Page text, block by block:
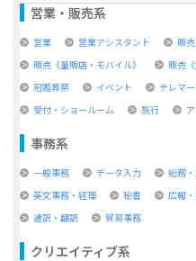
営業・販売系
営業 営業アシスタント
販
販売《量販店・モバイル》
販売《
冠婚葬祭
イベント
テレマ
受付・ショールーム
旅行
事務系
一般事務 データ入力 総務
英文事務・経理
秘書 広報
通訳・翻訳
貿易事務
クリエイティブ系